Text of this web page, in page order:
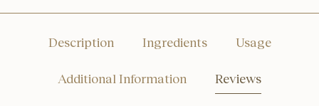
Description Ingredients Usage
Additional Information Reviews